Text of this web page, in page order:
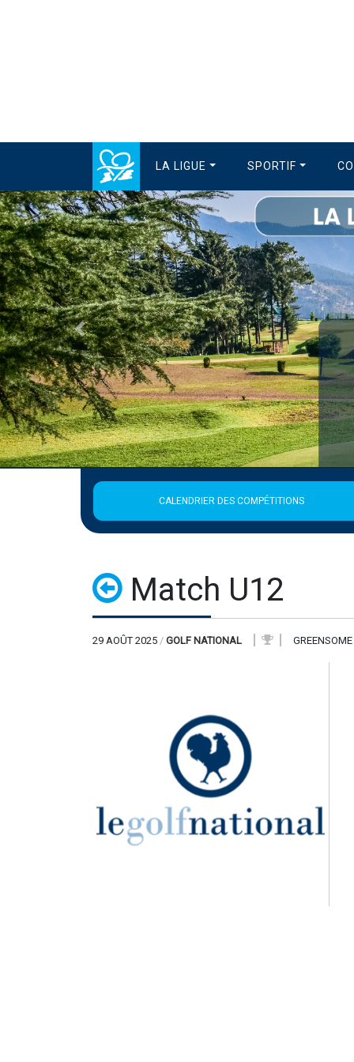
LA LIGUE SPORTIF
La Ligue est en
Publié le 2 août 2026
La Ligue est fermée du 3 au 18
EN SAVOIR +
Précédent
CALENDRIER DES COMPÉTITIONS
Match U12
29 AOÛT 2025 / GOLF NATIONAL